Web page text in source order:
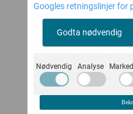
Hallux control strap &
...
Googles retningslinjer for
Godta nødvendig
Nødvendig Analyse